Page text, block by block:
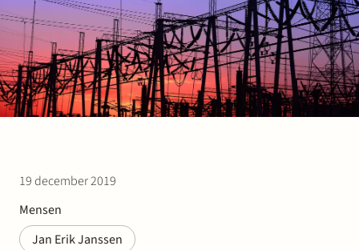
19 december 2019
Mensen
Jan Erik Janssen
Werken bij Stek